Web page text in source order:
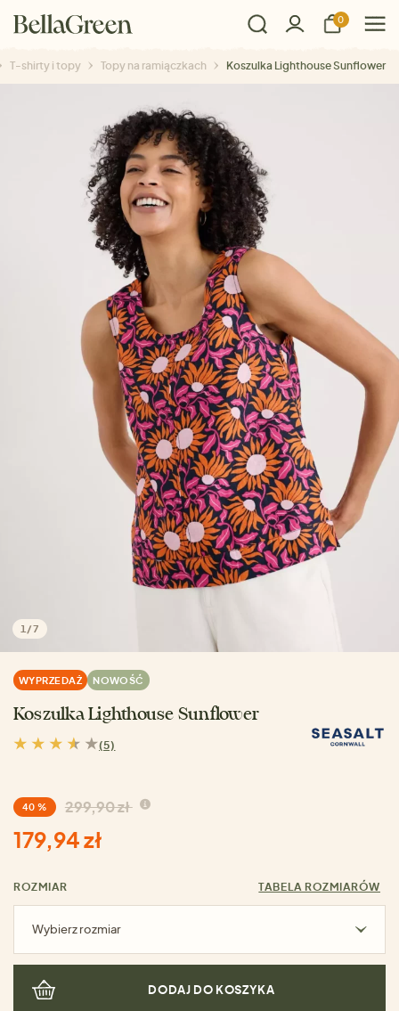
0
T-shirty i topy Topy na ramiączkach Koszulka Lighthouse Sunflower
1 /7
WYPRZEDAŻ NOWOŚĆ
Koszulka Lighthouse Sunflower
(5)
40 % 299,90 zł
179,94 zł
ROZMIAR TABELA ROZMIARÓW
Wybierz rozmiar
DODAJ DO KOSZYKA